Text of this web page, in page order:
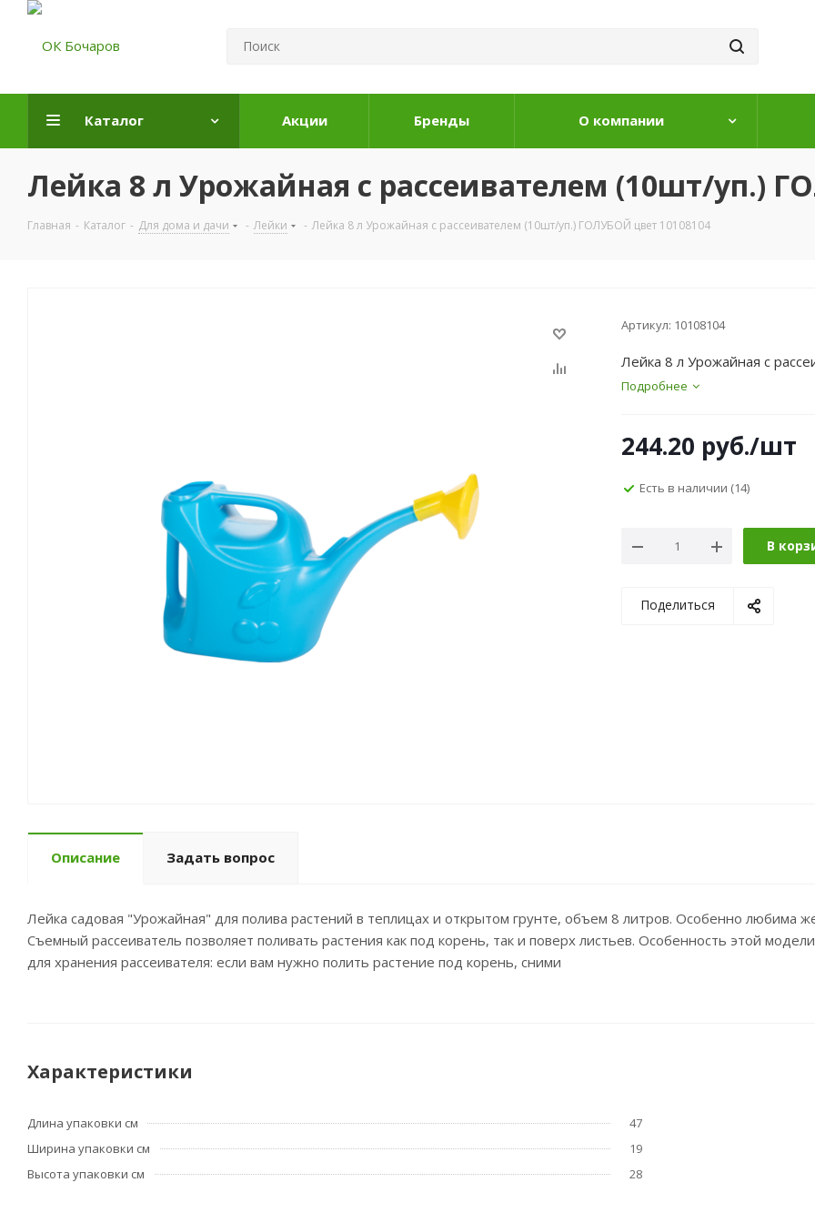
Каталог Акции Бренды О компании
Лейка 8 л Урожайная с рассеивателем (10шт/уп.)
Главная - Каталог - Для дома и дачи - Лейки - Лейка 8 л Урожайная с рассеивателем (10шт/уп.) ГОЛУБОЙ цвет 10108104
Артикул: 10108104
Лейка 8 л Урожайная с
Подробнее
244.20 руб./шт
Есть в наличии (14)
В
Поделиться
Описание Задать вопрос
Лейка садовая "Урожайная" для полива растений в теплицах и открытом грунте, объем 8 литров. Особенно
Съемный рассеиватель позволяет поливать растения как под корень, так и поверх листьев. Особенность этой
для хранения рассеивателя: если вам нужно полить растение под корень, сними
Характеристики
Длина упаковки см
47
Ширина упаковки см
19
Высота упаковки см
28